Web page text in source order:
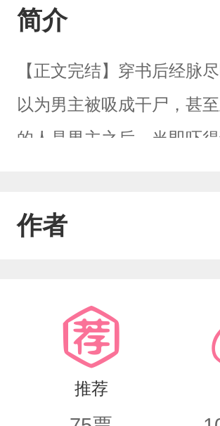
简介
【正文完结】穿书后经脉
以为男主被吸成干尸，甚
的人是男主之后，当即吓
2.浮云渡的不畏仙尊要招
场子砸得人仰马翻，追着
战战兢兢的时候，就见徐
为亡妻立的墓碑。徐宵行
作者
推荐